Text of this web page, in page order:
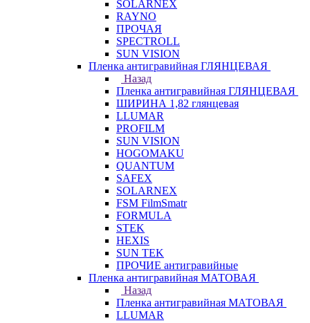
SOLARNEX
RAYNO
ПРОЧАЯ
SPECTROLL
SUN VISION
Пленка антигравийная ГЛЯНЦЕВАЯ
Назад
Пленка антигравийная ГЛЯНЦЕВАЯ
ШИРИНА 1,82 глянцевая
LLUMAR
PROFILM
SUN VISION
HOGOMAKU
QUANTUM
SAFEX
SOLARNEX
FSM FilmSmatr
FORMULA
STEK
HEXIS
SUN TEK
ПРОЧИЕ антигравийные
Пленка антигравийная МАТОВАЯ
Назад
Пленка антигравийная МАТОВАЯ
LLUMAR